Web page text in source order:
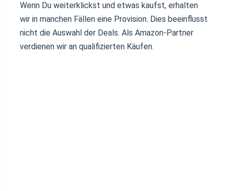
Wenn Du weiterklickst und etwas kaufst, erhalten
wir in manchen Fällen eine Provision. Dies beeinflusst
nicht die Auswahl der Deals. Als Amazon-Partner
verdienen wir an qualifizierten Käufen.